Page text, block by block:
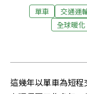
單車 交通運
全球暖化
這幾年以單車為短